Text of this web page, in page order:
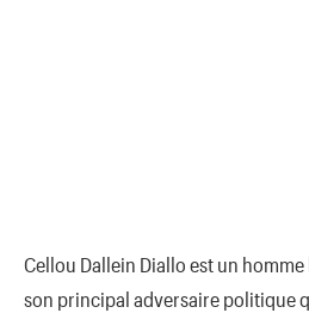
Cellou Dallein Diallo est un
son principal adversaire politique